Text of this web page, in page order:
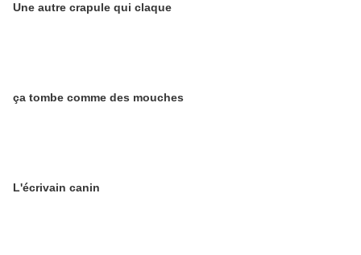
Une autre crapule qui claque
ça tombe comme des mouches
L'écrivain canin